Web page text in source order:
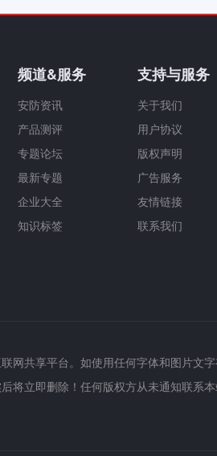
频道&服务
安防资讯
产品测评
专题论坛
最新专题
企业大全
知识标签
支持与服务
关于我们
用户协议
版权声明
广告服务
友情链接
联系我们
网共享平台。如使用任何字体和图片
将立即删除！任何版权方从未通知联